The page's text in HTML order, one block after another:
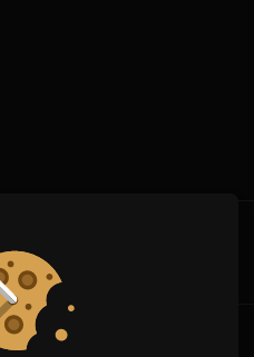
onze experts
515 37 88